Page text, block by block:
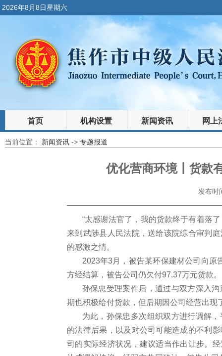
2026年8月8日星期六
首页 机构设置 新闻资讯 网上
裁判文书 法律文库
当前位置： 新闻资讯 -> 专题报道
优化营商环境丨货款
发布时
“太感谢法官了，我的货款终于有着落
来到武陟县人民法院，送给该院综合审判
的感激之情。
2023年3月，被告某环保建材公司向原
方经结算，被告公司仍欠付97.37万元货款
孙保忠受理案件后，通过与双方深入
期也积极给付货款，但后期因公司经营出
为此，孙保忠多次组织双方进行调解
的法律后果，以及对公司可能造成的不利
司的实际经济状况，建议适当作出让步。